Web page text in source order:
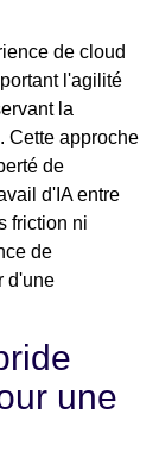
de cloud
l'agilité
la
Cette approche
de
d'IA entre
friction ni
de
d'une
une